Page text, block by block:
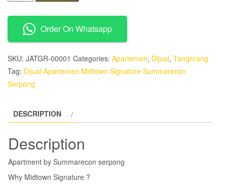
Apartemen
Midtown
Signature
Summarecon
Serpong
quantity
Order On Whatsapp
SKU: JATGR-00001 Categories: Apartemen, Dijual, Tangerang
Tag: Dijual Apartemen Midtown Signature Summarecon
Serpong
DESCRIPTION
Description
Apartment by Summarecon serpong
Why Midtown Signature ?